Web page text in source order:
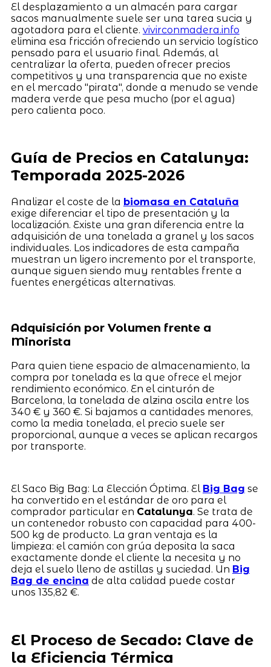
El desplazamiento a un almacén para cargar
sacos manualmente suele ser una tarea sucia y
agotadora para el cliente. vivirconmadera.info
elimina esa fricción ofreciendo un servicio logístico
pensado para el usuario final. Además, al
centralizar la oferta, pueden ofrecer precios
competitivos y una transparencia que no existe
en el mercado "pirata", donde a menudo se vende
madera verde que pesa mucho (por el agua)
pero calienta poco.
Guía de Precios en Catalunya:
Temporada 2025-2026
Analizar el coste de la biomasa en Cataluña
exige diferenciar el tipo de presentación y la
localización. Existe una gran diferencia entre la
adquisición de una tonelada a granel y los sacos
individuales. Los indicadores de esta campaña
muestran un ligero incremento por el transporte,
aunque siguen siendo muy rentables frente a
fuentes energéticas alternativas.
Adquisición por Volumen frente a
Minorista
Para quien tiene espacio de almacenamiento, la
compra por tonelada es la que ofrece el mejor
rendimiento económico. En el cinturón de
Barcelona, la tonelada de alzina oscila entre los
340 € y 360 €. Si bajamos a cantidades menores,
como la media tonelada, el precio suele ser
proporcional, aunque a veces se aplican recargos
por transporte.
El Saco Big Bag: La Elección Óptima. El Big Bag se
ha convertido en el estándar de oro para el
comprador particular en Catalunya. Se trata de
un contenedor robusto con capacidad para 400-
500 kg de producto. La gran ventaja es la
limpieza: el camión con grúa deposita la saca
exactamente donde el cliente la necesita y no
deja el suelo lleno de astillas y suciedad. Un Big
Bag de encina de alta calidad puede costar
unos 135,82 €.
El Proceso de Secado: Clave de
la Eficiencia Térmica